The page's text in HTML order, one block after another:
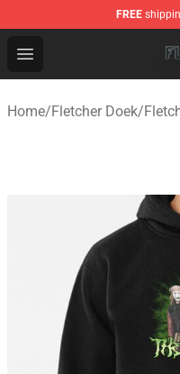
FREE
Open menu
Fletcher Store -
Home/Fletcher Doek/